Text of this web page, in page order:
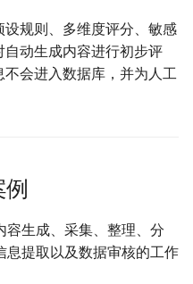
设规则、多维度评分、敏感
动生成内容进行初步评
会进入数据库，并为人工
容生成、采集、整理、分
息提取以及数据审核的工作